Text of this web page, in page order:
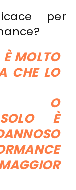
per
È MOLTO
CHE LO
O
È